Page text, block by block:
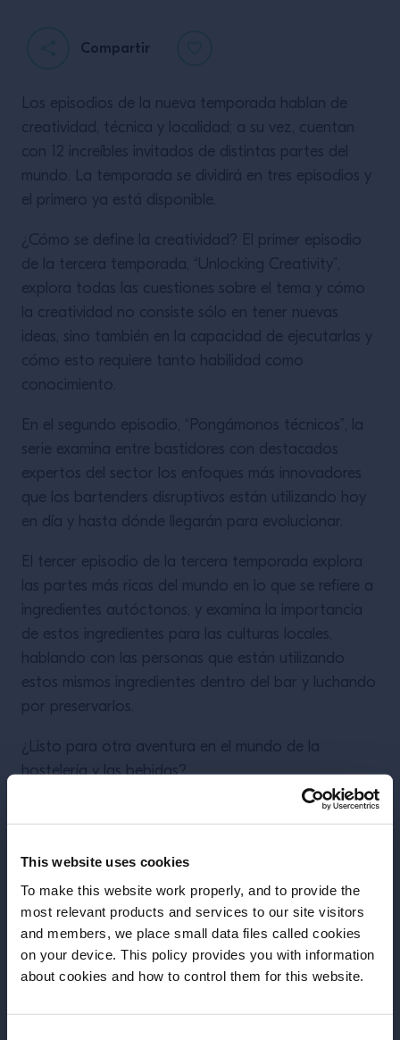
This website uses cookies
To make this website work properly, and to provide the
most relevant products and services to our site visitors
and members, we place small data files called cookies
on your device. This policy provides you with information
about cookies and how to control them for this website.
Antes de iniciar, necesitamos saber tu
Compartir
Los episodios de la nueva temporada hablan de
creatividad, técnica y localidad; a su vez, cuentan
con 12 increíbles invitados de distintas partes del
mundo. La temporada se dividirá en tres episodios y
el primero ya está disponible.
¿Cómo se define la creatividad? El primer episodio
de la tercera temporada, “Unlocking Creativity”,
explora todas las cuestiones sobre el tema y cómo
la creatividad no consiste sólo en tener nuevas
ideas, sino también en la capacidad de ejecutarlas y
cómo esto requiere tanto habilidad como
conocimiento.
En el segundo episodio, “Pongámonos técnicos”, la
serie examina entre bastidores con destacados
expertos del sector los enfoques más innovadores
que los bartenders disruptivos están utilizando hoy
en día y hasta dónde llegarán para evolucionar.
El tercer episodio de la tercera temporada explora
las partes más ricas del mundo en lo que se refiere a
ingredientes autóctonos, y examina la importancia
de estos ingredientes para las culturas locales,
hablando con las personas que están utilizando
estos mismos ingredientes dentro del bar y luchando
por preservarlos.
¿Listo para otra aventura en el mundo de la
hostelería y las bebidas?
Más articulos